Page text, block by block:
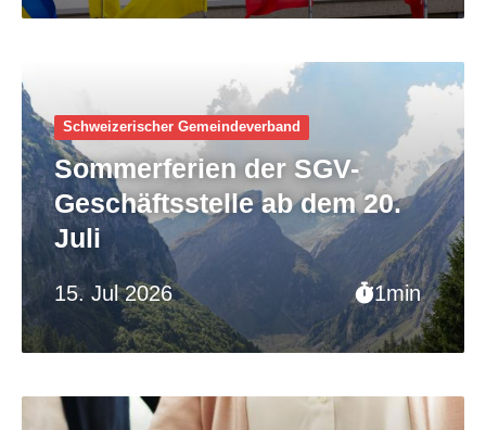
15. Jul 2026 1min
Schweizerischer Gemeinde­verband
Sommerferien der SGV-
Geschäftsstelle ab dem 20.
Juli